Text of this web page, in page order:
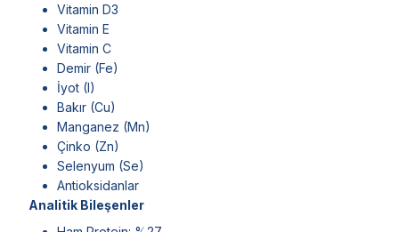
Vitamin D3
Vitamin E
Vitamin C
Demir (Fe)
İyot (I)
Bakır (Cu)
Manganez (Mn)
Çinko (Zn)
Selenyum (Se)
Antioksidanlar
Analitik Bileşenler